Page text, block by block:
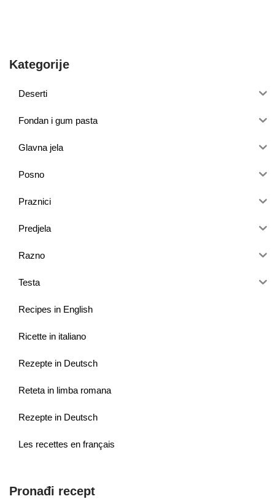
Kategorije
Deserti
Fondan i gum pasta
Glavna jela
Posno
Praznici
Predjela
Razno
Testa
Recipes in English
Ricette in italiano
Rezepte in Deutsch
Reteta in limba romana
Rezepte in Deutsch
Les recettes en français
Pronađi recept